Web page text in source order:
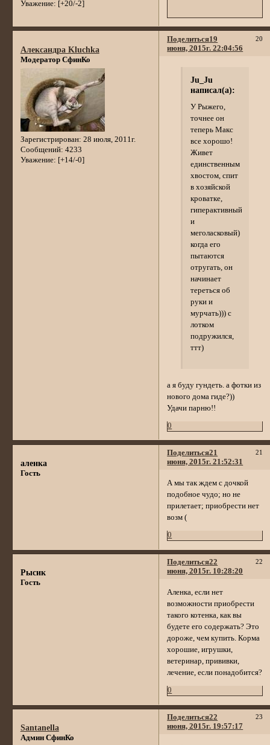
Уважение: [+20/-2]
Поделиться 20
19
июня, 2015г. 22:04:56
Александра Kluchka
Модератор СфинКо
Зарегистрирован: 28 июля, 2011г.
Сообщений: 4233
Уважение: [+14/-0]
Ju_Ju
написал(а):
У Рыжего,
точнее он
теперь Макс
все хорошо!
Живет
единственным
хвостом, спит
в хозяйской
кроватке,
гиперактивный
и
меголасковый)
когда его
пытаются
отругать, он
начинает
тереться об
руки и
мурчать))) с
лотком
подружился,
ттт)
а я буду гундеть. а фотки из
нового дома гиде?))
Удачи парню!!
0
Поделиться 21
21
июня, 2015г. 21:52:31
аленка
Гость
А мы так ждем с дочкой
подобное чудо; но не
прилетает; приобрести нет
возм (
0
Поделиться 22
22
июня, 2015г. 10:28:20
Рысик
Гость
Аленка, если нет
возможности приобрести
такого котенка, как вы
будете его содержать? Это
дороже, чем купить. Корма
хорошие, игрушки,
ветеринар, прививки,
лечение, если понадобится?
0
Поделиться 23
22
июня, 2015г. 19:57:17
Santanella
Админ СфинКо